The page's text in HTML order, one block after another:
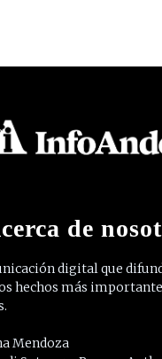
de
digital que
hechos más
Mendoza